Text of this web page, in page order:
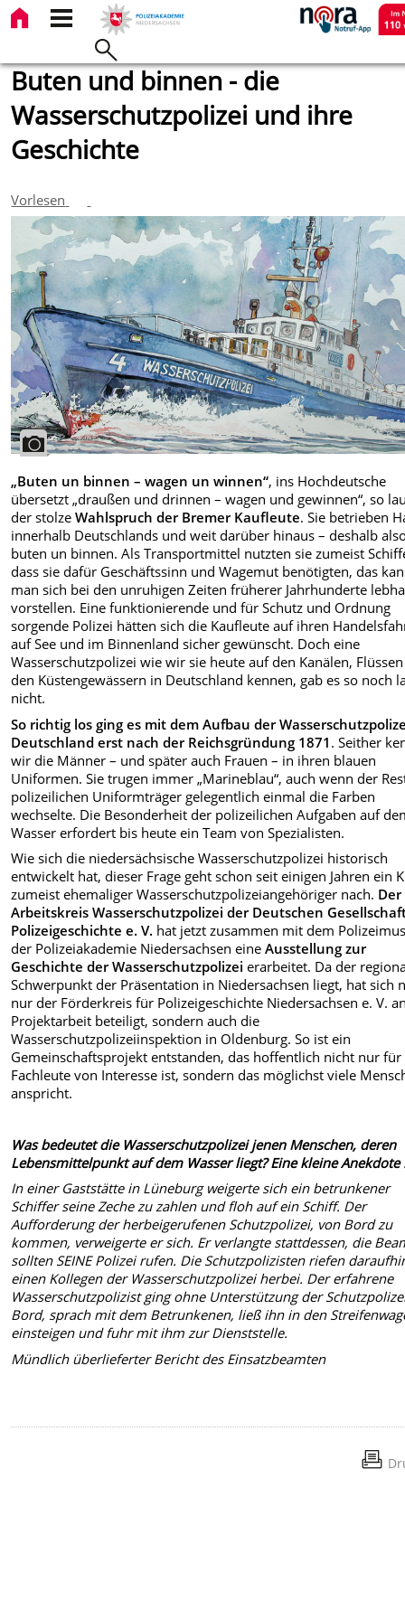
Buten und binnen - die
Wasserschutzpolizei und ihre
Geschichte
Vorlesen
„Buten un binnen – wagen un winnen“, ins Hochdeutsche
übersetzt „draußen und drinnen – wagen und gewinnen“, so
der stolzeWahlspruch der Bremer Kaufleute. Sie betrieben
innerhalb Deutschlands und weit darüber hinaus – deshalb
buten un binnen. Als Transportmittel nutzten sie zumeist
dass sie dafür Geschäftssinn und Wagemut benötigten, das
man sich bei den unruhigen Zeiten früherer Jahrhunderte
vorstellen. Eine funktionierende und für Schutz und Ordnung
sorgende Polizei hätten sich die Kaufleute auf ihren
auf See und im Binnenland sicher gewünscht. Doch eine
Wasserschutzpolizei wie wir sie heute auf den Kanälen,
den Küstengewässern in Deutschland kennen, gab es so noch
nicht.
So richtig los ging es mit dem Aufbau der
Deutschland erst nach der Reichsgründung 1871 . Seither
wir die Männer – und später auch Frauen – in ihren blauen
Uniformen. Sie trugen immer „Marineblau“, auch wenn der
polizeilichen Uniformträger gelegentlich einmal die Farben
wechselte. Die Besonderheit der polizeilichen Aufgaben auf
Wasser erfordert bis heute ein Team von Spezialisten.
Wie sich die niedersächsische Wasserschutzpolizei historisch
entwickelt hat, dieser Frage geht schon seit einigen Jahren ein
zumeist ehemaliger Wasserschutzpolizeiangehöriger nach. Der
Arbeitskreis Wasserschutzpolizei der Deutschen
Polizeigeschichte e. V. hat jetzt zusammen mit dem
der Polizeiakademie Niedersachsen eineAusstellung zur
Geschichte der Wasserschutzpolizei erarbeitet. Da der
Schwerpunkt der Präsentation in Niedersachsen liegt, hat sich
nur der Förderkreis für Polizeigeschichte Niedersachsen e. V.
Projektarbeit beteiligt, sondern auch die
Wasserschutzpolizeiinspektion in Oldenburg. So ist ein
Gemeinschaftsprojekt entstanden, das hoffentlich nicht nur für
Fachleute von Interesse ist, sondern das möglichst viele
anspricht.
Was bedeutet die Wasserschutzpolizei jenen Menschen, deren
Lebensmittelpunkt auf dem Wasser liegt? Eine kleine
In einer Gaststätte in Lüneburg weigerte sich ein betrunkener
Schiffer seine Zeche zu zahlen und floh auf ein Schiff. Der
Aufforderung der herbeigerufenen Schutzpolizei, von Bord zu
kommen, verweigerte er sich. Er verlangte stattdessen, die
sollten SEINE Polizei rufen. Die Schutzpolizisten riefen
einen Kollegen der Wasserschutzpolizei herbei. Der erfahrene
Wasserschutzpolizist ging ohne Unterstützung der
Bord, sprach mit dem Betrunkenen, ließ ihn in den
einsteigen und fuhr mit ihm zur Dienststelle.
Mündlich überlieferter Bericht des Einsatzbeamten